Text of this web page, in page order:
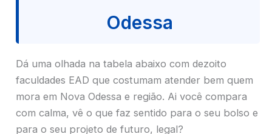
Odessa
Dá uma olhada na tabela abaixo com dezoito
faculdades EAD que costumam atender bem quem
mora em Nova Odessa e região. Ai você compara
com calma, vê o que faz sentido para o seu bolso e
para o seu projeto de futuro, legal?